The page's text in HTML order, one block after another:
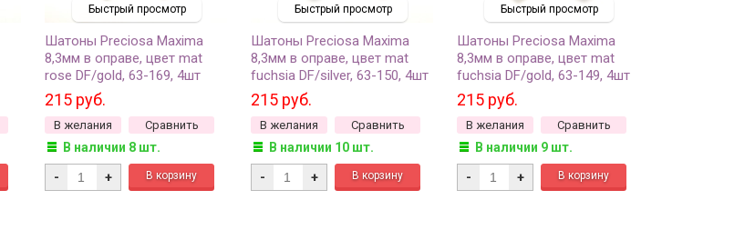
Быстрый просмотр
Шатоны Preciosa Maxima
8,3мм в оправе, цвет mat
rose DF/gold, 63-169, 4шт
215 руб.
В желания Сравнить
В наличии 8 шт.
- +
Быстрый просмотр
Шатоны Preciosa Maxima
8,3мм в оправе, цвет mat
fuchsia DF/silver, 63-150, 4шт
215 руб.
В желания Сравнить
В наличии 10 шт.
- +
Быстрый просмотр
Шатоны Preciosa Maxima
8,3мм в оправе, цвет mat
fuchsia DF/gold, 63-149, 4шт
215 руб.
В желания Сравнить
В наличии 9 шт.
- +